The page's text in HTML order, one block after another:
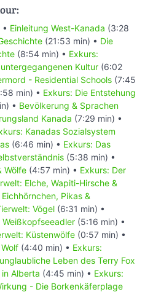
Einleitung West-Kanada (3:28
(21:53 min) • Die
(8:54 min) • Exkurs:
Kultur (6:02
- Residential Schools (7:45
min) • Exkurs: Die Entstehung
• Bevölkerung & Sprachen
Kanada (7:29 min) •
Kanadas Sozialsystem
(6:46 min) • Exkurs: Das
(5:38 min) •
Wölfe (4:57 min) • Exkurs: Der
Elche, Wapiti-Hirsche &
Pikas &
Vögel (6:31 min) •
(5:16 min) •
Küstenwölfe (0:57 min) •
(4:40 min) • Exkurs:
Leben des Terry Fox
Alberta (4:45 min) • Exkurs:
- Die Borkenkäferplage